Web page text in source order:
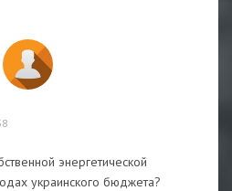
энергетической
украинского бюджета?